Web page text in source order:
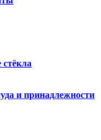
и принадлежности